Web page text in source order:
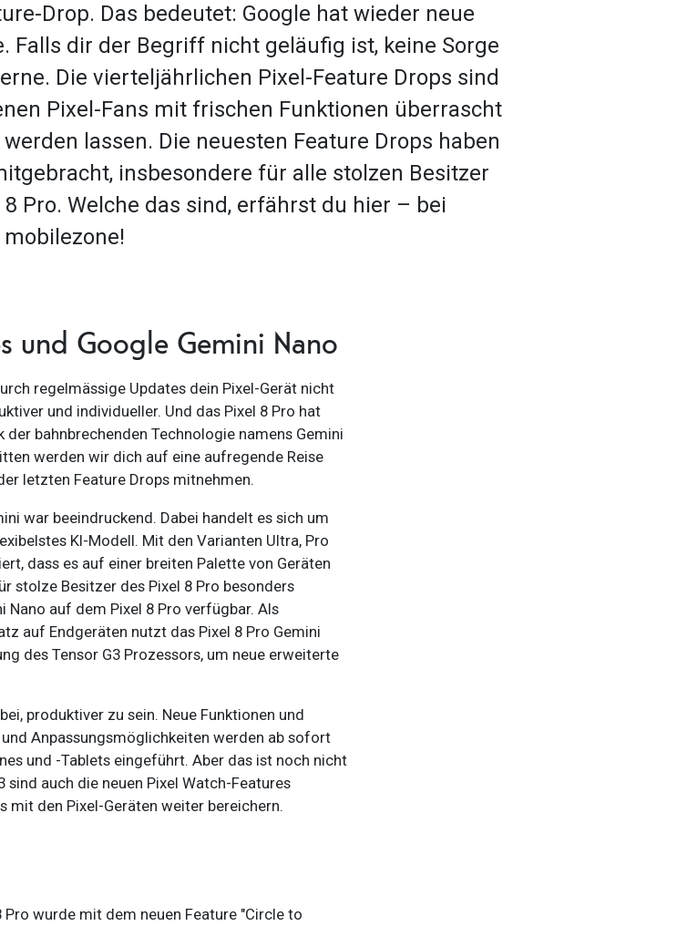
Drop. Das bedeutet: Google hat wieder neue
Falls dir der Begriff nicht geläufig ist, keine Sorge
Die vierteljährlichen Pixel-Feature Drops sind
Pixel-Fans mit frischen Funktionen überrascht
lassen. Die neuesten Feature Drops haben
insbesondere für alle stolzen Besitzer
Pro. Welche das sind, erfährst du hier – bei
mobilezone!
und Google Gemini Nano
regelmässige Updates dein Pixel-Gerät nicht
und individueller. Und das Pixel 8 Pro hat
bahnbrechenden Technologie namens Gemini
werden wir dich auf eine aufregende Reise
letzten Feature Drops mitnehmen.
war beeindruckend. Dabei handelt es sich um
KI-Modell. Mit den Varianten Ultra, Pro
dass es auf einer breiten Palette von Geräten
stolze Besitzer des Pixel 8 Pro besonders
auf dem Pixel 8 Pro verfügbar. Als
auf Endgeräten nutzt das Pixel 8 Pro Gemini
des Tensor G3 Prozessors, um neue erweiterte
produktiver zu sein. Neue Funktionen und
Anpassungsmöglichkeiten werden ab sofort
und -Tablets eingeführt. Aber das ist noch nicht
sind auch die neuen Pixel Watch-Features
mit den Pixel-Geräten weiter bereichern.
Pro wurde mit dem neuen Feature "Circle to